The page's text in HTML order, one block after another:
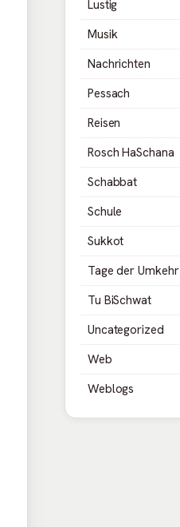
Lustig
Musik
Nachrichten
Pessach
Reisen
Rosch HaSchana
Schabbat
Schule
Sukkot
Tage der Umkehr
Tu BiSchwat
Uncategorized
Web
Weblogs